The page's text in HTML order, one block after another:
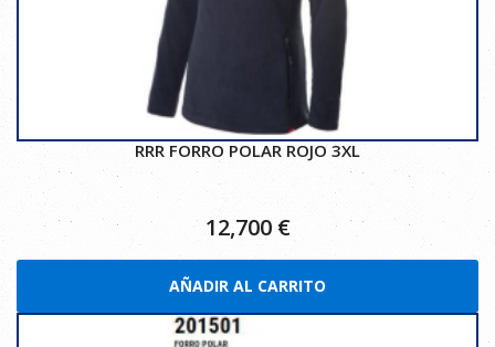
RRR FORRO POLAR ROJO 3XL
12,700 €
AÑADIR AL CARRITO